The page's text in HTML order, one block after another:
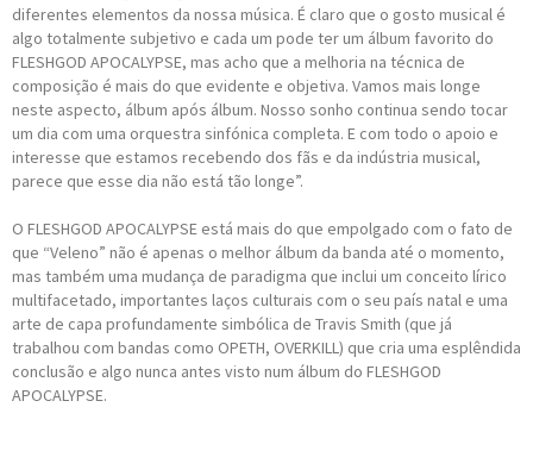
diferentes elementos da nossa música. É claro que o gosto musical é
algo totalmente subjetivo e cada um pode ter um álbum favorito do
FLESHGOD APOCALYPSE, mas acho que a melhoria na técnica de
composição é mais do que evidente e objetiva. Vamos mais longe
neste aspecto, álbum após álbum. Nosso sonho continua sendo tocar
um dia com uma orquestra sinfónica completa. E com todo o apoio e
interesse que estamos recebendo dos fãs e da indústria musical,
parece que esse dia não está tão longe”.
O FLESHGOD APOCALYPSE está mais do que empolgado com o fato de
que “Veleno” não é apenas o melhor álbum da banda até o momento,
mas também uma mudança de paradigma que inclui um conceito lírico
multifacetado, importantes laços culturais com o seu país natal e uma
arte de capa profundamente simbólica de Travis Smith (que já
trabalhou com bandas como OPETH, OVERKILL) que cria uma esplêndida
conclusão e algo nunca antes visto num álbum do FLESHGOD
APOCALYPSE.